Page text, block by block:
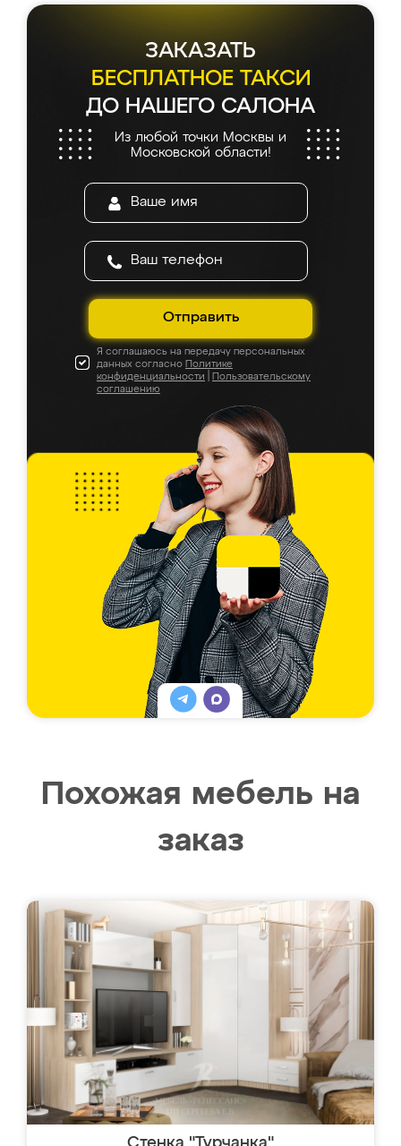
ЗАКАЗАТЬ
БЕСПЛАТНОЕ ТАКСИ
ДО НАШЕГО САЛОНА
Из любой точки Москвы и
Московской области!
Отправить
Я соглашаюсь на передачу персональных
данных согласно Политике
конфиденциальности
Пользовательскому
соглашению
Похожая мебель на
заказ